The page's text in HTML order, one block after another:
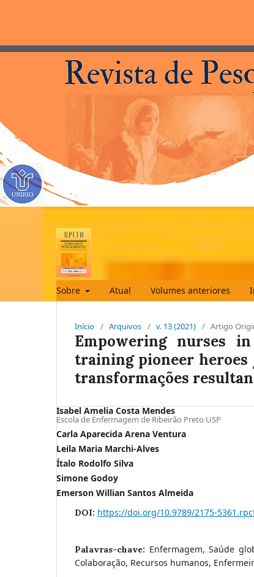
Sobre Atual Volumes anteriores
Início / Arquivos / v. 13 (2021) / Artigo
Empowering nurses
training pioneer heroes
transformações
Isabel Amelia Costa Mendes
Escola de Enfermagem de Ribeirão Preto USP
Carla Aparecida Arena Ventura
Leila Maria Marchi-Alves
Ítalo Rodolfo Silva
Simone Godoy
Emerson Willian Santos Almeida
DOI: https://doi.org/10.9789/2175-
Palavras-chave: Enfermagem, Saúde
Colaboração, Recursos humanos,